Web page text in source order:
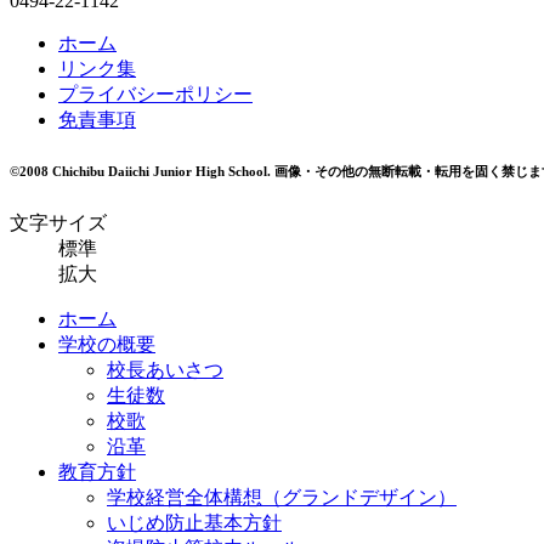
ホーム
リンク集
プライバシーポリシー
免責事項
©2008 Chichibu Daiichi Junior High School. 画像・その他の無断転載・転用を固く禁じま
文字サイズ
標準
拡大
ホーム
学校の概要
校長あいさつ
生徒数
校歌
沿革
教育方針
学校経営全体構想（グランドデザイン）
いじめ防止基本方針